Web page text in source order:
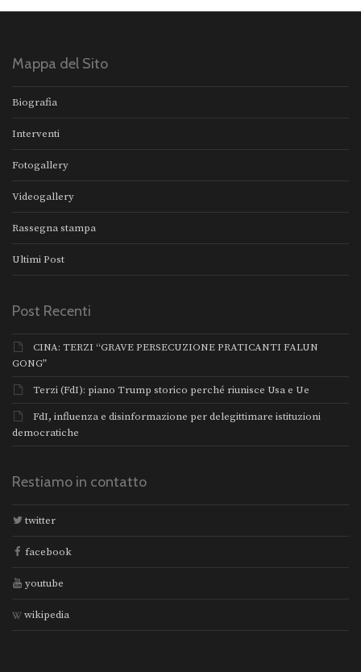
Mappa del Sito
Biografia
Interventi
Fotogallery
Videogallery
Rassegna stampa
Ultimi Post
Post Recenti
CINA: TERZI “GRAVE PERSECUZIONE PRATICANTI FALUN
GONG”
Terzi (FdI): piano Trump storico perché riunisce Usa e Ue
FdI, influenza e disinformazione per delegittimare istituzioni
democratiche
Restiamo in contatto
twitter
facebook
youtube
wikipedia